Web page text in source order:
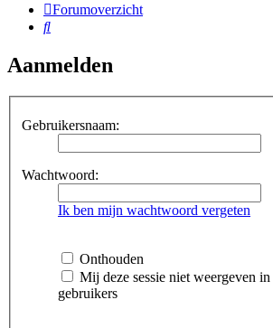
Forumoverzicht
Zoek
Aanmelden
Gebruikersnaam:
Wachtwoord:
Ik ben mijn wachtwoord vergeten
Onthouden
Mij deze sessie niet weergeven
gebruikers